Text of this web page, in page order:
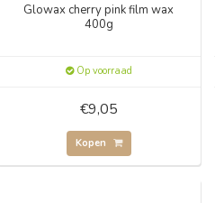
Glowax cherry pink film wax
400g
Op voorraad
€9,05
Kopen